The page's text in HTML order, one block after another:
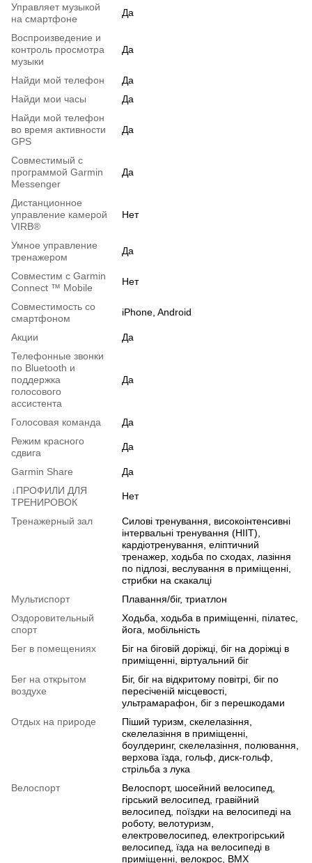
Управляет музыкой
на смартфоне
Да
Воспроизведение и
контроль просмотра
музыки
Да
Найди мой телефон
Да
Найди мои часы
Да
Найди мой телефон
во время активности
GPS
Да
Совместимый с
программой Garmin
Messenger
Да
Дистанционное
управление камерой
VIRB®
Нет
Умное управление
тренажером
Да
Совместим с Garmin
Connect ™ Mobile
Нет
Совместимость со
смартфоном
iPhone, Android
Акции
Да
Телефонные звонки
по Bluetooth и
поддержка
голосового
ассистента
Да
Голосовая команда
Да
Режим красного
сдвига
Да
Garmin Share
Да
↓ПРОФИЛИ ДЛЯ
ТРЕНИРОВОК
Нет
Тренажерный зал
Силові тренування, високоінтенсивні
інтервальні тренування (HIIT),
кардіотренування, еліптичний
тренажер, ходьба по сходах, лазіння
по підлозі, веслування в приміщенні,
стрибки на скакалці
Мультиспорт
Плавання/біг, триатлон
Оздоровительный
спорт
Ходьба, ходьба в приміщенні, пілатес,
йога, мобільність
Бег в помещениях
Біг на біговій доріжці, біг на доріжці в
приміщенні, віртуальний біг
Бег на открытом
воздухе
Біг, біг на відкритому повітрі, біг по
пересіченій місцевості,
ультрамарафон, біг з перешкодами
Отдых на природе
Піший туризм, скелелазіння,
скелелазіння в приміщенні,
боулдеринг, скелелазіння, полювання,
верхова їзда, гольф, диск-гольф,
стрільба з лука
Велоспорт
Велоспорт, шосейний велосипед,
гірський велосипед, гравійний
велосипед, поїздки на велосипеді на
роботу, велотуризм,
електровелосипед, електрогірський
велосипед, їзда на велосипеді в
приміщенні, велокрос, BMX